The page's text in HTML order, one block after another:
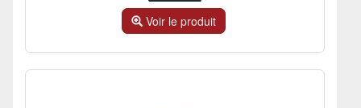
Voir le produit